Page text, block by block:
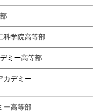
科学院高等部
ミー高等部
カデミー
ー高等部